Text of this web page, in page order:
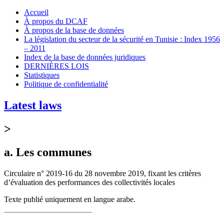
Accueil
À propos du DCAF
À propos de la base de données
La législation du secteur de la sécurité en Tunisie : Index 1956
– 2011
Index de la base de données juridiques
DERNIÈRES LOIS
Statistiques
Politique de confidentialité
Latest laws
>
a. Les communes
Circulaire n° 2019-16 du 28 novembre 2019, fixant les critères
d’évaluation des performances des collectivités locales
Texte publié uniquement en langue arabe.